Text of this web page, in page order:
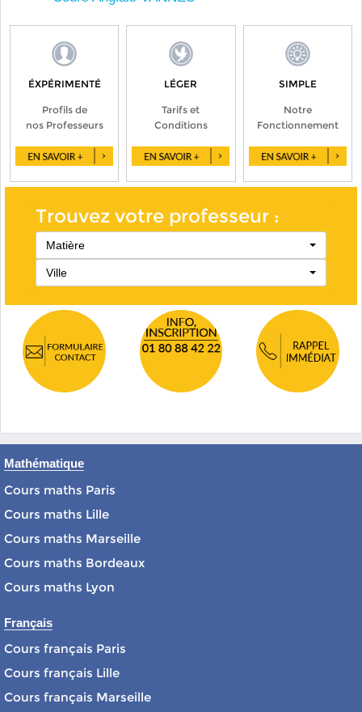
ÉXPÉRIMENTÉ
Profils de
nos Professeurs
LÉGER
Tarifs et
Conditions
SIMPLE
Notre
Fonctionnement
Trouvez votre professeur :
Matière
Ville
Mathématique
Cours maths Paris
Cours maths Lille
Cours maths Marseille
Cours maths Bordeaux
Cours maths Lyon
Français
Cours français Paris
Cours français Lille
Cours français Marseille